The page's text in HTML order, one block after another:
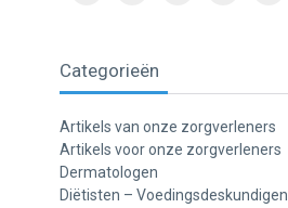
Categorieën
Artikels van onze zorgverleners
Artikels voor onze zorgverleners
Dermatologen
Diëtisten – Voedingsdeskundigen